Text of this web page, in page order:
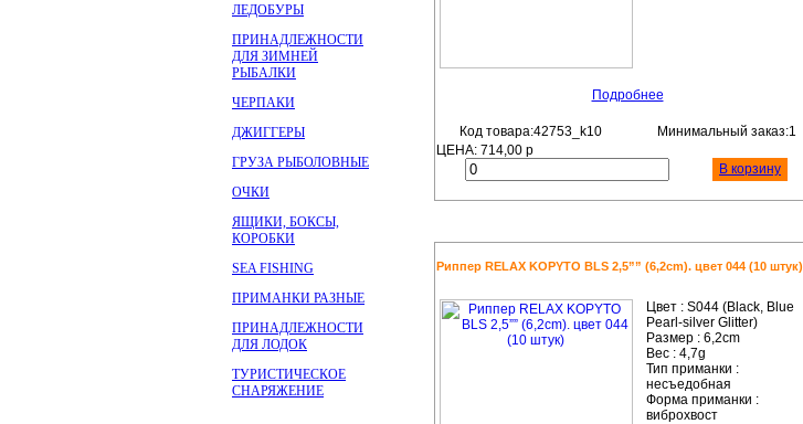
ЛЕДОБУРЫ
ПРИНАДЛЕЖНОСТИ
ДЛЯ ЗИМНЕЙ
РЫБАЛКИ
ЧЕРПАКИ
ДЖИГГЕРЫ
ГРУЗА РЫБОЛОВНЫЕ
ОЧКИ
ЯЩИКИ, БОКСЫ,
КОРОБКИ
SEA FISHING
ПРИМАНКИ РАЗНЫЕ
ПРИНАДЛЕЖНОСТИ
ДЛЯ ЛОДОК
ТУРИСТИЧЕСКОЕ
СНАРЯЖЕНИЕ
Подробнее
Код товара:42753_k10
Минимальный заказ:1
ЦЕНА: 714,00 р
В корзину
Риппер RELAX KOPYTO BLS 2,5”” (6,2cm). цвет 044 (10 штук)
Цвет : S044 (Black, Blue
Pearl-silver Glitter)
Размер : 6,2cm
Вес : 4,7g
Тип приманки :
несъедобная
Форма приманки :
виброхвост